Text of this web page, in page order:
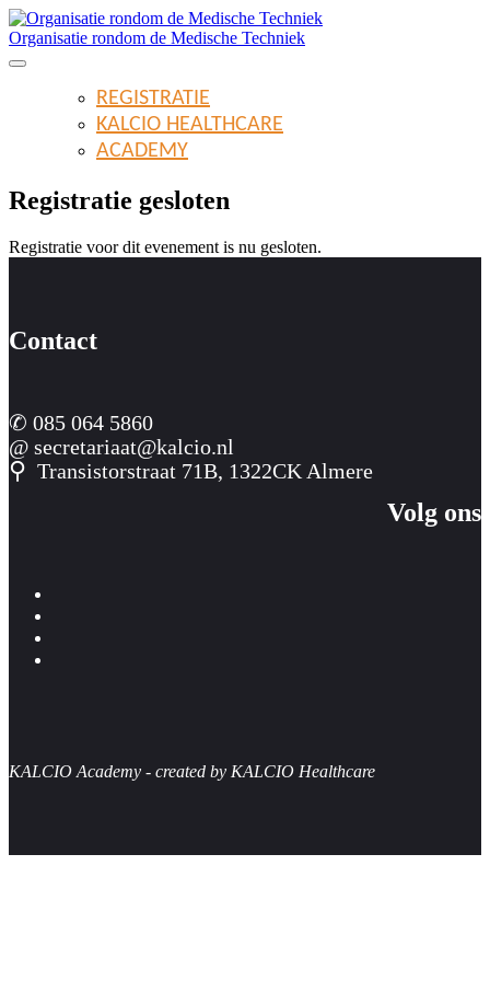
Organisatie rondom de Medische Techniek
REGISTRATIE
KALCIO HEALTHCARE
ACADEMY
Registratie gesloten
Registratie voor dit evenement is nu gesloten.
Contact
✆ 085 064 5860
@ secretariaat@kalcio.nl
⚲ Transistorstraat 71B, 1322CK Almere
Volg ons
KALCIO Academy - created by KALCIO Healthcare